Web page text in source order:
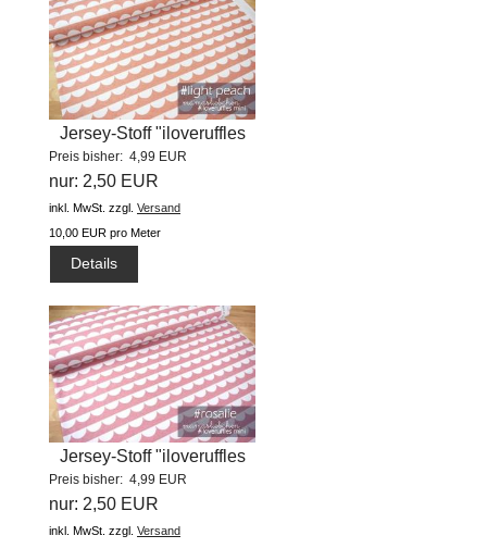
Jersey-Stoff "iloveruffles
mini...
Preis bisher: 4,99 EUR
nur: 2,50 EUR
inkl. MwSt. zzgl. Versand
10,00 EUR pro Meter
Details
Jersey-Stoff "iloveruffles
mini...
Preis bisher: 4,99 EUR
nur: 2,50 EUR
inkl. MwSt. zzgl. Versand